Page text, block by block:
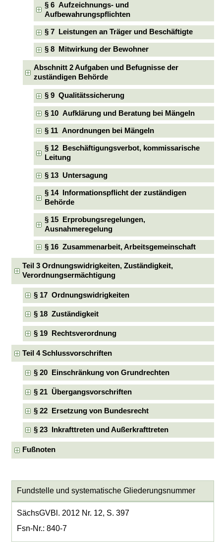
§ 6 Aufzeichnungs- und
Aufbewahrungspflichten
§ 7 Leistungen an Träger und Beschäftigte
§ 8 Mitwirkung der Bewohner
Abschnitt 2 Aufgaben und Befugnisse der
zuständigen Behörde
§ 9 Qualitätssicherung
§ 10 Aufklärung und Beratung bei Mängeln
§ 11 Anordnungen bei Mängeln
§ 12 Beschäftigungsverbot, kommissarische
Leitung
§ 13 Untersagung
§ 14 Informationspflicht der zuständigen
Behörde
§ 15 Erprobungsregelungen,
Ausnahmeregelung
§ 16 Zusammenarbeit, Arbeitsgemeinschaft
Teil 3 Ordnungswidrigkeiten, Zuständigkeit,
Verordnungsermächtigung
§ 17 Ordnungswidrigkeiten
§ 18 Zuständigkeit
§ 19 Rechtsverordnung
Teil 4 Schlussvorschriften
§ 20 Einschränkung von Grundrechten
§ 21 Übergangsvorschriften
§ 22 Ersetzung von Bundesrecht
§ 23 Inkrafttreten und Außerkrafttreten
Fußnoten
Fundstelle und systematische Gliederungsnummer
SächsGVBl. 2012 Nr. 12, S. 397
Fsn-Nr.: 840-7